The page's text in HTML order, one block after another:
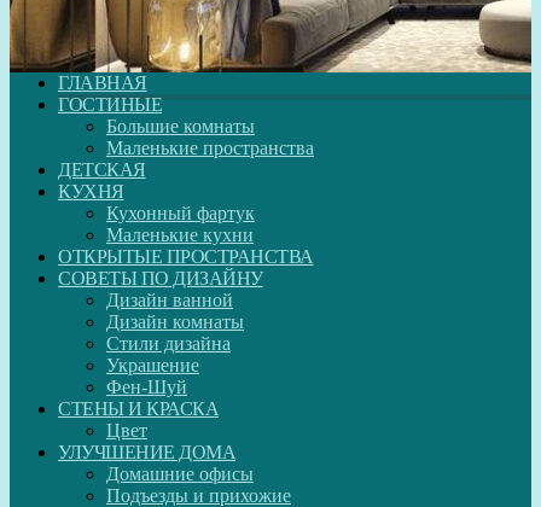
ГЛАВНАЯ
ГОСТИНЫЕ
Большие комнаты
Маленькие пространства
ДЕТСКАЯ
КУХНЯ
Кухонный фартук
Маленькие кухни
ОТКРЫТЫЕ ПРОСТРАНСТВА
СОВЕТЫ ПО ДИЗАЙНУ
Дизайн ванной
Дизайн комнаты
Стили дизайна
Украшение
Фен-Шуй
СТЕНЫ И КРАСКА
Цвет
УЛУЧШЕНИЕ ДОМА
Домашние офисы
Подъезды и прихожие